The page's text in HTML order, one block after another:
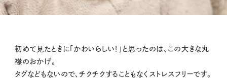
初めて見たときに「かわいらしい！」と思ったのは、この大きな丸
襟のおかげ。
タグなどもないので、チクチクすることもなくストレスフリーです。